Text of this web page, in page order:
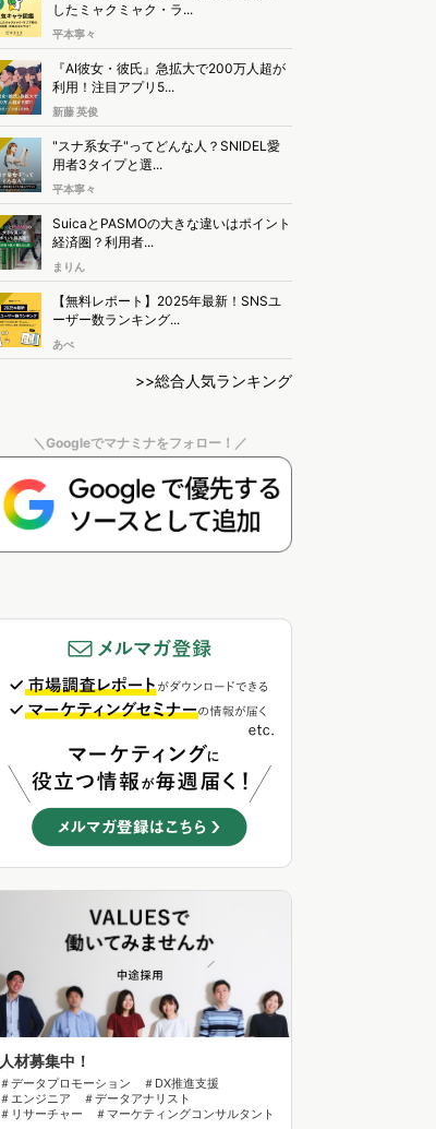
したミャクミャク・ラ...
平本寧々
『AI彼女・彼氏』急拡大で200万人超が
利用！注目アプリ5...
新藤 英俊
"スナ系女子"ってどんな人？SNIDEL愛
用者3タイプと選...
平本寧々
SuicaとPASMOの大きな違いはポイント
経済圏？利用者...
まりん
【無料レポート】2025年最新！SNSユ
ーザー数ランキング...
あべ
>>総合人気ランキング
＼Googleでマナミナをフォロー！／
人材募集中！
＃データプロモーション ＃DX推進支援
＃エンジニア ＃データアナリスト
＃リサーチャー ＃マーケティングコンサルタント